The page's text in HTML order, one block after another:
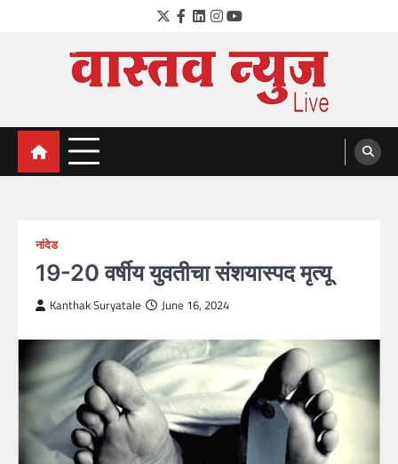
Twitter
Facebook
LinkedIn
Instagram
YouTube
VastavNEWSLive.com
a leading NEWS portal of Maharahstra
नांदेड
19-20 वर्षीय युवतीचा संशयास्पद मृत्यू
Kanthak Suryatale June 16, 2024